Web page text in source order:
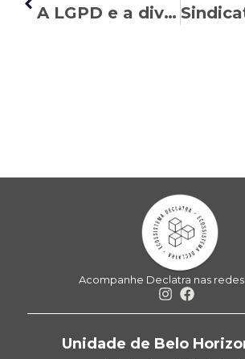
A LGPD e a divulgação de dados pessoais de processos na internet
Acompanhe Declatra nas redes
Unidade de Belo